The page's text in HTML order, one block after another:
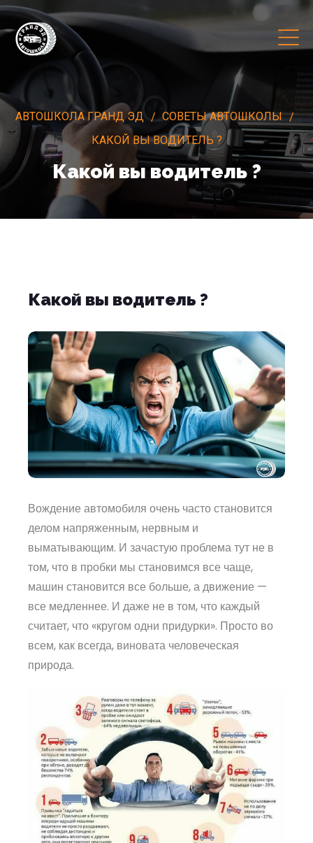
АВТОШКОЛА ГРАНД ЭД
СОВЕТЫ АВТОШКОЛЫ
КАКОЙ ВЫ ВОДИТЕЛЬ ?
Какой вы водитель ?
Какой вы водитель ?
Вождение автомобиля очень часто становится
делом напряженным, нервным и
выматывающим. И зачастую проблема тут не в
том, что в пробки мы становимся все чаще,
машин становится все больше, а движение —
все медленнее. И даже не в том, что каждый
считает, что «кругом одни придурки». Просто во
всем, как всегда, виновата человеческая
природа.